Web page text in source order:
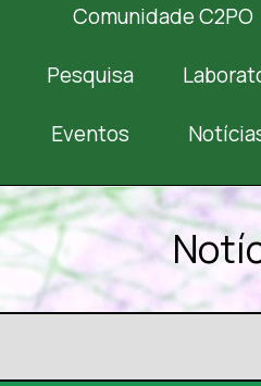
Comunidade C2PO
Pesquisa
Eventos